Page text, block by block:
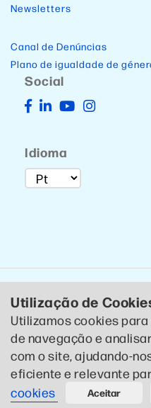
Newsletters
Canal de Denúncias
Plano de igualdade de
Social
Idioma
© 2020 CTCP . Todos os
Designed by CTCP Criativo
Utilização de
Utilizamos cookies
de navegação e
com o site, ajudando-
eficiente e relevante
cookies